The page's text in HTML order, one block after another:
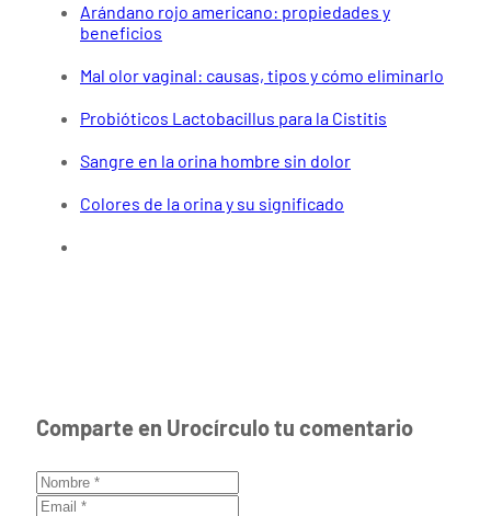
Arándano rojo americano: propiedades y
beneficios
Mal olor vaginal: causas, tipos y cómo eliminarlo
Probióticos Lactobacillus para la Cistitis
Sangre en la orina hombre sin dolor
Colores de la orina y su significado
Comparte en Urocírculo tu comentario